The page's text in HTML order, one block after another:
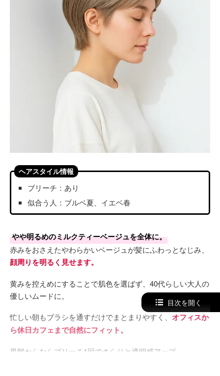
ヘアスタイル情報
ブリーチ：あり
似合う人：ブルベ夏、イエベ春
やや明るめのミルクティーベージュを全体に。
赤みをおさえたやわらかいベージュが髪にふわっとなじみ、
顔周りを明るく見せます。
黄みを控えめにすることで肌色を選ばず、40代らしい大人の
優しいムードに。
忙しい朝もブラシを通すだけでまとまりやすく、 オフィスか
ら休日カフェまで自然にフィット。
黒髪からならブリーチ1回でさらりと透明感アップ。
目次を開く